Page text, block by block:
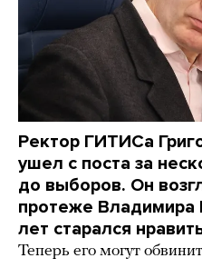
Ректор ГИТИСа
ушел с поста за
до выборов. Он
протеже Владимира
лет старался
Теперь его могут